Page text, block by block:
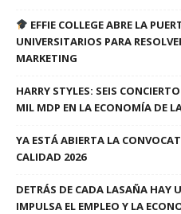
EFFIE COLLEGE ABRE LA
UNIVERSITARIOS PARA
MARKETING
HARRY STYLES: SEIS
MIL MDP EN LA ECONOMÍA DE
YA ESTÁ ABIERTA LA
CALIDAD 2026
DETRÁS DE CADA LASAÑA HAY
IMPULSA EL EMPLEO Y LA